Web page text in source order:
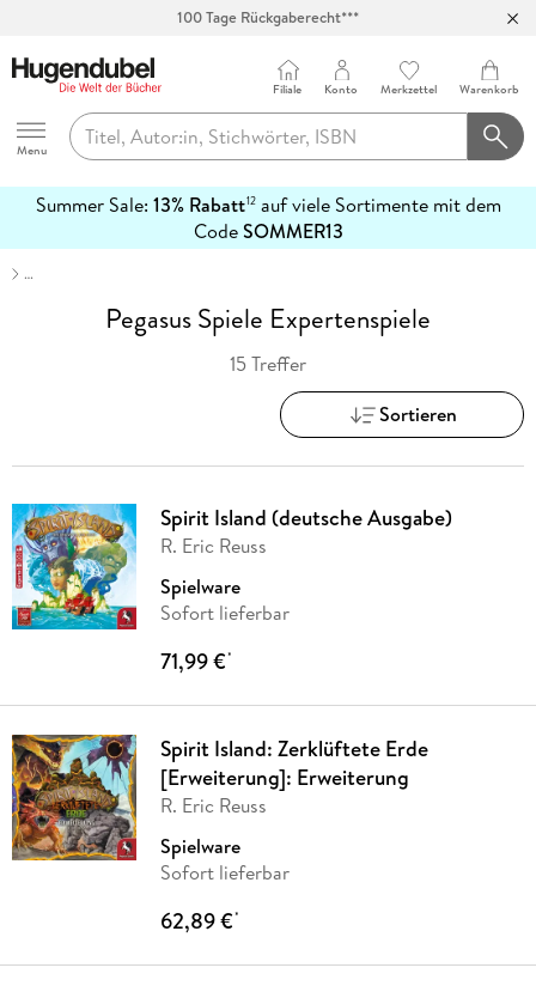
100 Tage Rückgaberecht***
Hugendubel
Menu
Filiale Konto Merkzettel Warenkorb
Summer Sale: 13% Rabatt12auf viele Sortimente mit dem
CodeSOMMER13
erfahren
…
Pegasus Spiele Expertenspiele
15 Treffer
Sortieren
Spirit Island (deutsche Ausgabe)
R. Eric Reuss
Spielware
Sofort lieferbar
71,99 €*
Spirit Island: Zerklüftete Erde
[Erweiterung]: Erweiterung
R. Eric Reuss
Spielware
Sofort lieferbar
62,89 €*